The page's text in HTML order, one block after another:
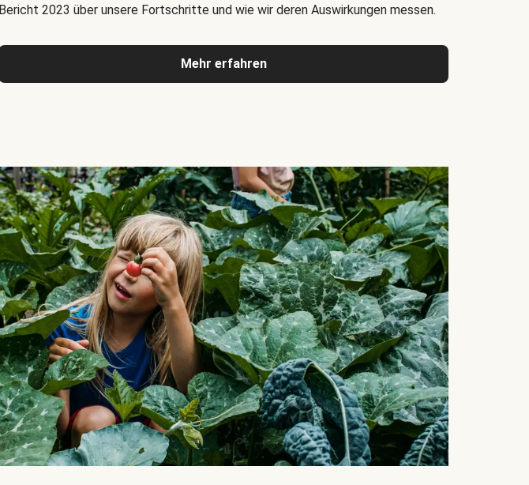
Bericht 2023 über unsere Fortschritte und wie wir deren Auswirkungen messen.
Mehr erfahren